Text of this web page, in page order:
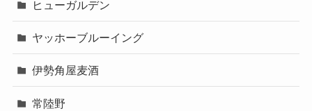
ヒューガルデン
ヤッホーブルーイング
伊勢角屋麦酒
常陸野